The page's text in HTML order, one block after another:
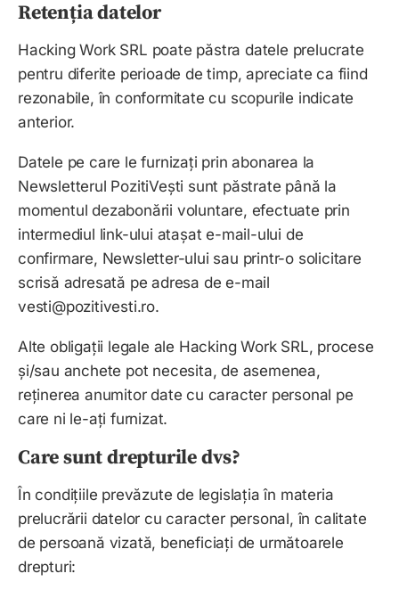
Retenția datelor
Hacking Work SRL poate păstra datele prelucrate
pentru diferite perioade de timp, apreciate ca fiind
rezonabile, în conformitate cu scopurile indicate
anterior.
Datele pe care le furnizați prin abonarea la
Newsletterul PozitiVești sunt păstrate până la
momentul dezabonării voluntare, efectuate prin
intermediul link-ului atașat e-mail-ului de
confirmare, Newsletter-ului sau printr-o solicitare
scrisă adresată pe adresa de e-mail
vesti@pozitivesti.ro.
Alte obligații legale ale Hacking Work SRL, procese
și/sau anchete pot necesita, de asemenea,
reținerea anumitor date cu caracter personal pe
care ni le-ați furnizat.
Care sunt drepturile dvs?
În condițiile prevăzute de legislația în materia
prelucrării datelor cu caracter personal, în calitate
de persoană vizată, beneficiați de următoarele
drepturi: